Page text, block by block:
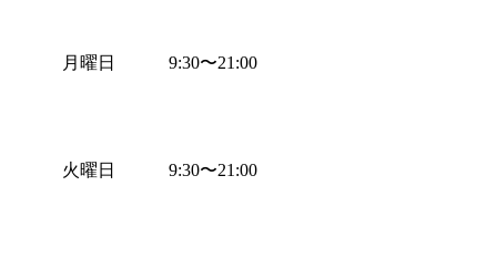
月曜日
火曜日
9:30〜21:00
9:30〜21:00